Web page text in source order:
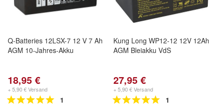
Q-Batteries 12LSX-7 12 V 7 Ah
AGM 10-Jahres-Akku
18,95 €
+ 5,90 € Versand
1
Kung Long WP12-12 12V 12Ah
AGM Bleiakku VdS
27,95 €
+ 5,90 € Versand
1